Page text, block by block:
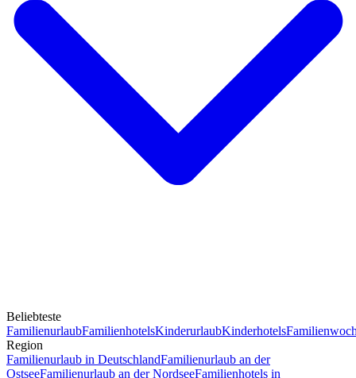
Beliebteste
FamilienurlaubFamilienhotelsKinderurlaubKinderhotels
Region
Familienurlaub in DeutschlandFamilienurlaub an der
OstseeFamilienurlaub an der NordseeFamilienhotels in